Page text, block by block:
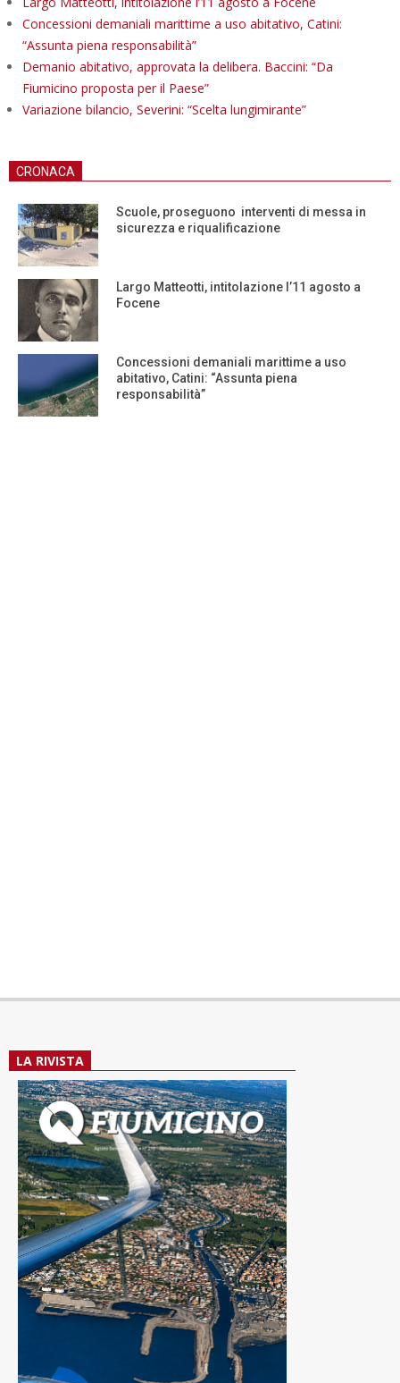
Concessioni demaniali marittime a uso abitativo, Catini:
“Assunta piena responsabilità”
Demanio abitativo, approvata la delibera. Baccini: “Da
Fiumicino proposta per il Paese”
Variazione bilancio, Severini: “Scelta lungimirante”
CRONACA
Scuole, proseguono interventi di messa in
sicurezza e riqualificazione
Largo Matteotti, intitolazione l’11 agosto a
Focene
Concessioni demaniali marittime a uso
abitativo, Catini: “Assunta piena
responsabilità”
LA RIVISTA